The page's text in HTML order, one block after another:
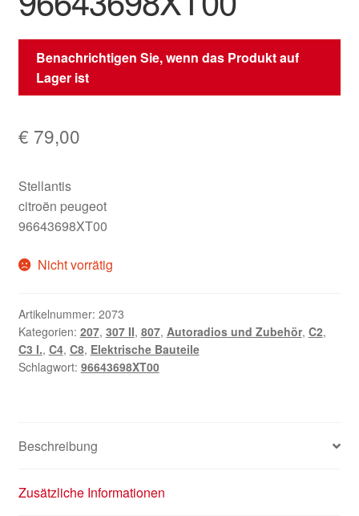
Benachrichtigen Sie, wenn das Produkt auf
Lager ist
€ 79,00
Stellantis
citroën peugeot
96643698XT00
Nicht vorrätig
Artikelnummer: 2073
Kategorien: 207, 307 II, 807, Autoradios und Zubehör, C2,
C3 I., C4, C8, Elektrische Bauteile
Schlagwort: 96643698XT00
Beschreibung
Zusätzliche Informationen